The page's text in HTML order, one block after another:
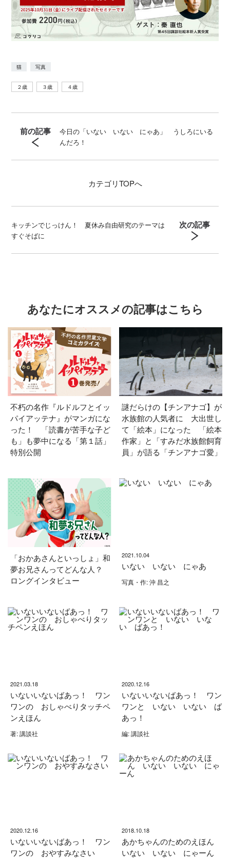
猫 写真
２歳 ３歳 ４歳
前の記事
今日の「いない いない にゃあ」 うしろにいる
んだろ！
カテゴリTOPへ
キッチンでじっけん！ 夏休み自由研究のテーマは
すぐそばに
次の記事
あなたにオススメの記事はこちら
不朽の名作『ルドルフとイッ
パイアッテナ』がマンガにな
った！ 「読書が苦手な子ど
も」も夢中になる「第１話」
特別公開
謎だらけの【チンアナゴ】が
水族館の人気者に 大出世し
て「絵本」になった 「絵本
作家」と「すみだ水族館飼育
員」が語る「チンアナゴ愛」
「おかあさんといっしょ」和
夢お兄さんってどんな人？
ロングインタビュー
2021.10.04
いない いない にゃあ
写真・作: 沖 昌之
2021.03.18
いないいないばあっ！ ワン
ワンの おしゃべりタッチペ
ンえほん
著: 講談社
2020.12.16
いないいないばあっ！ ワン
ワンと いない いない ば
あっ！
編: 講談社
2020.12.16
いないいないばあっ！ ワン
ワンの おやすみなさい
2018.10.18
あかちゃんのためのえほん
いない いない にゃーん